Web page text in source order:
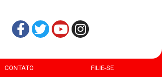
CONTATO FILIE-SE